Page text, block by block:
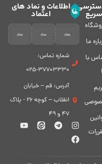
سریع
ما
با
اطلاعات و نماد های
اعتماد
شماره تماس:
37703330-025
آدرس: قم – خیابان
انقلاب – کوچه 26 - پلاک
47 و 49